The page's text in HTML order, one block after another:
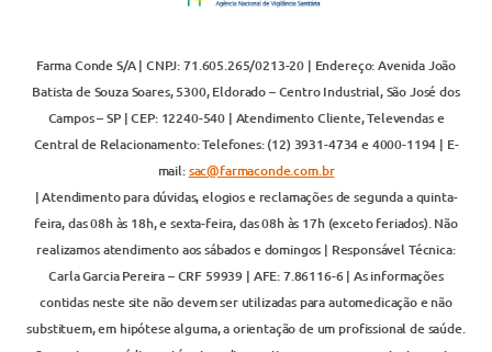
Farma Conde S/A | CNPJ: 71.605.265/0213-20 | Endereço: Avenida João
Batista de Souza Soares, 5300, Eldorado – Centro Industrial, São José dos
Campos – SP | CEP: 12240-540 | Atendimento Cliente, Televendas e
Central de Relacionamento: Telefones: (12) 3931-4734 e 4000-1194 | E-
mail:sac@farmaconde.com.br
| Atendimento para dúvidas, elogios e reclamações de segunda a quinta-
feira, das 08h às 18h, e sexta-feira, das 08h às 17h (exceto feriados). Não
realizamos atendimento aos sábados e domingos | Responsável Técnica:
Carla Garcia Pereira – CRF 59939 | AFE: 7.86116-6 | As informações
contidas neste site não devem ser utilizadas para automedicação e não
substituem, em hipótese alguma, a orientação de um profissional de saúde.